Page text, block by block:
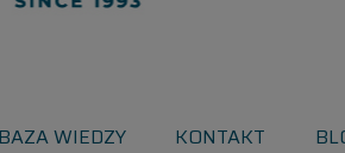
BAZA WIEDZY KONTAKT